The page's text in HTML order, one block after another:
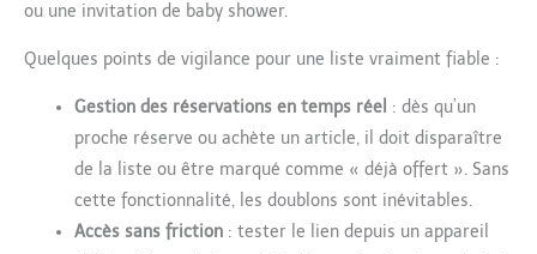
ou une invitation de baby shower.
Quelques points de vigilance pour une liste vraiment fiable :
Gestion des réservations en temps réel : dès qu’un
proche réserve ou achète un article, il doit disparaître
de la liste ou être marqué comme « déjà offert ». Sans
cette fonctionnalité, les doublons sont inévitables.
Accès sans friction : tester le lien depuis un appareil